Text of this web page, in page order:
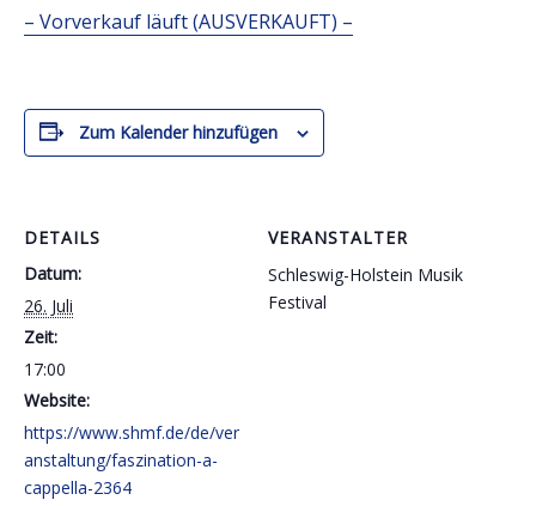
– Vorverkauf läuft (AUSVERKAUFT) –
Zum Kalender hinzufügen
DETAILS
Datum:
26. Juli
Zeit:
17:00
Website:
https://www.shmf.de/de/ver
anstaltung/faszination-a-
cappella-2364
VERANSTALTER
Schleswig-Holstein Musik
Festival